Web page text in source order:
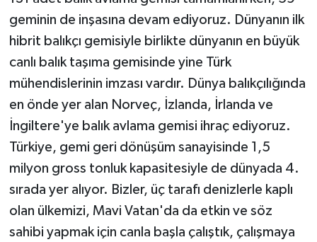
geminin de inşasına devam ediyoruz. Dünyanın ilk
hibrit balıkçı gemisiyle birlikte dünyanın en büyük
canlı balık taşıma gemisinde yine Türk
mühendislerinin imzası vardır. Dünya balıkçılığında
en önde yer alan Norveç, İzlanda, İrlanda ve
İngiltere'ye balık avlama gemisi ihraç ediyoruz.
Türkiye, gemi geri dönüşüm sanayisinde 1,5
milyon gross tonluk kapasitesiyle de dünyada 4.
sırada yer alıyor. Bizler, üç tarafı denizlerle kaplı
olan ülkemizi, Mavi Vatan'da da etkin ve söz
sahibi yapmak için canla başla çalıştık, çalışmaya